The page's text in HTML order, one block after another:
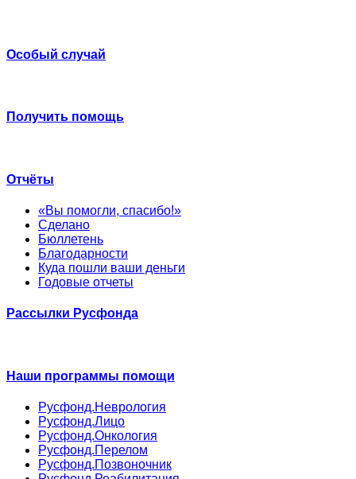
Особый случай
Получить помощь
Отчёты
«Вы помогли, спасибо!»
Сделано
Бюллетень
Благодарности
Куда пошли ваши деньги
Годовые отчеты
Рассылки Русфонда
Наши программы помощи
Русфонд.Неврология
Русфонд.Лицо
Русфонд.Онкология
Русфонд.Перелом
Русфонд.Позвоночник